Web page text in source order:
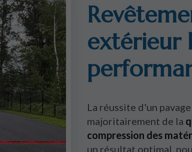
extérieur
La réussite d'un
majoritairement de la
compression des
un résultat optimal,